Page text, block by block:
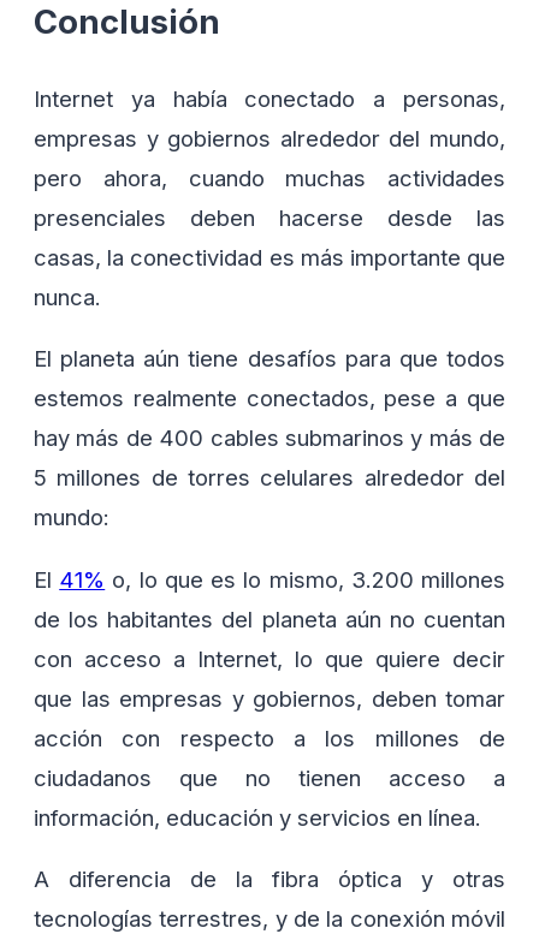
Conclusión
Internet ya había conectado a personas,
empresas y gobiernos alrededor del mundo,
pero ahora, cuando muchas actividades
presenciales deben hacerse desde las
casas, la conectividad es más importante que
nunca.
El planeta aún tiene desafíos para que todos
estemos realmente conectados, pese a que
hay más de 400 cables submarinos y más de
5 millones de torres celulares alrededor del
mundo:
El 41% o, lo que es lo mismo, 3.200 millones
de los habitantes del planeta aún no cuentan
con acceso a Internet, lo que quiere decir
que las empresas y gobiernos, deben tomar
acción con respecto a los millones de
ciudadanos que no tienen acceso a
información, educación y servicios en línea.
A diferencia de la fibra óptica y otras
tecnologías terrestres, y de la conexión móvil